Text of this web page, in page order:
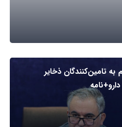
به تامین‌کنندگان ذخایر